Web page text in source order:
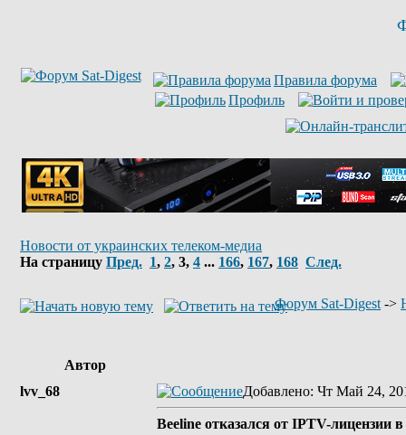
Правила форума
Профиль
Новости от украинских телеком-медиа
На страницу Пред. 1, 2, 3, 4 ... 166, 167, 168 След.
Форум Sat-Digest ->
Автор
lvv_68
Добавлено: Чт Май 24,
Beeline отказался от IPTV-лицензии